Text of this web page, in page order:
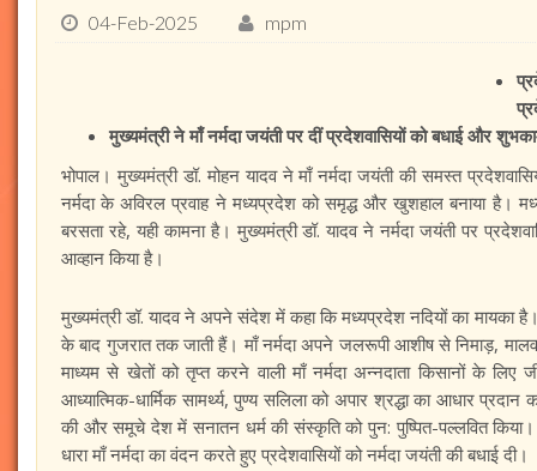
04-Feb-2025 mpm
मुख्यमंत्री ने माँ नर्मदा जयंती पर दीं प्रदेशवासियों को बधाई और
भोपाल। मुख्यमंत्री डॉ. मोहन यादव ने माँ नर्मदा जयंती की समस्त
नर्मदा के अविरल प्रवाह ने मध्यप्रदेश को समृद्ध और खुशहाल बनाया है।
बरसता रहे, यही कामना है। मुख्यमंत्री डॉ. यादव ने नर्मदा जयंती पर
आव्हान किया है।
मुख्यमंत्री डॉ. यादव ने अपने संदेश में कहा कि मध्यप्रदेश नदियों का मायका
के बाद गुजरात तक जाती हैं। माँ नर्मदा अपने जलरूपी आशीष से निमाड़,
माध्यम से खेतों को तृप्त करने वाली माँ नर्मदा अन्नदाता किसानों के लिए
आध्यात्मिक-धार्मिक सामर्थ्य, पुण्य सलिला को अपार श्रद्धा का आधार
की और समूचे देश में सनातन धर्म की संस्कृति को पुन: पुष्पित-पल्लवित
धारा माँ नर्मदा का वंदन करते हुए प्रदेशवासियों को नर्मदा जयंती की बधाई दी।